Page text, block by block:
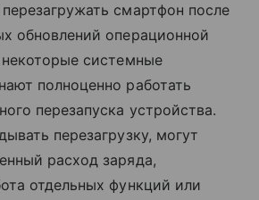
смартфон после
обновлений операционной
системные
полноценно работать
перезапуска устройства.
перезагрузку, могут
расход заряда,
отдельных функций или